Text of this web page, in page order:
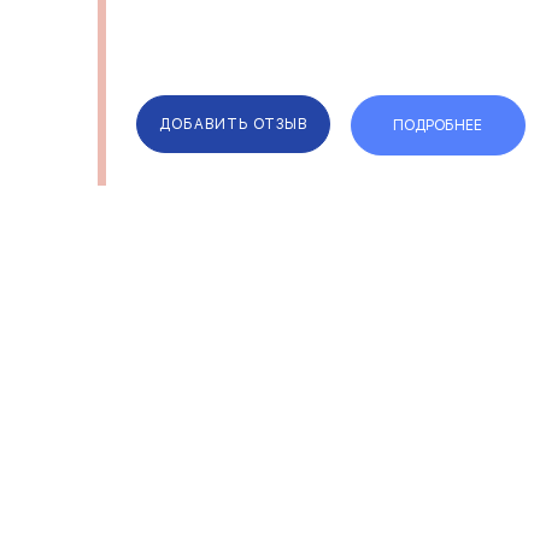
ДОБАВИТЬ ОТЗЫВ ПОДРОБНЕЕ